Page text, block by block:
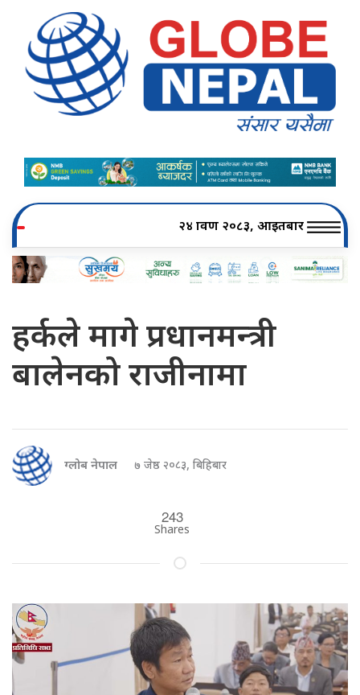
२४ श्रावण २०८३, आइतबार
हर्कले मागे प्रधानमन्त्री
बालेनको राजीनामा
ग्लोब नेपाल ७ जेष्ठ २०८३, बिहिबार
243
Shares